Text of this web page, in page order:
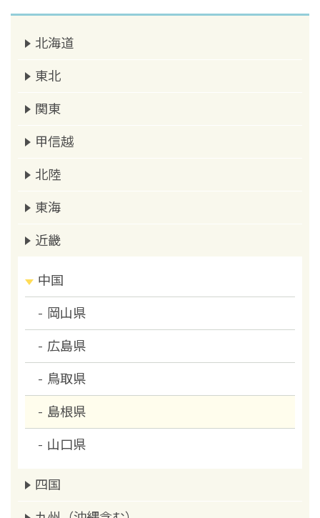
北海道
東北
関東
甲信越
北陸
東海
近畿
中国
岡山県
広島県
鳥取県
島根県
山口県
四国